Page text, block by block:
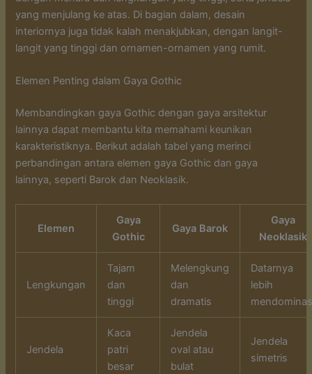
yang menjulang ke atas. Di bagian dalam, desain
interiornya juga tidak kalah menakjubkan, dengan langit-
langit yang tinggi dan ornamen-ornamen yang rumit.
Elemen Penting dalam Gaya Gothic
Membandingkan gaya Gothic dengan gaya arsitektur
lainnya dapat membantu kita memahami keunikan
karakteristiknya. Berikut adalah tabel yang merinci
perbandingan antara elemen gaya Gothic dan gaya
lainnya, seperti Barok dan Neoklasik.
Elemen
Gaya
Gothic
Gaya Barok
Gaya
Neoklasik
Lengkungan
Tajam
dan
tinggi
Melengkung
dan
dramatis
Datarnya
lebih
Jendela
Kaca
patri
besar
Jendela
oval atau
bulat
Jendela
simetris